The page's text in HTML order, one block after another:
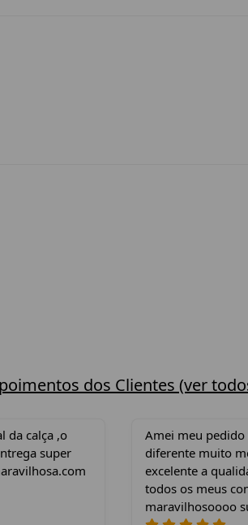
dos Clientes (ver
da calça ,o
super
Amei meu
diferente muito
excelente a
todos os meus
maravilhosoooo